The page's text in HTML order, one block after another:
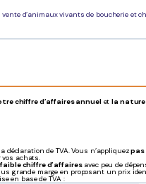
d’animaux vivants de boucherie et
chiffre d’affaires annueletla
déclaration de TVA. Vous n’appliquezpas
vos achats.
faible chiffre d’affairesavec peu de
grande marge en proposant un prix
en base de TVA :